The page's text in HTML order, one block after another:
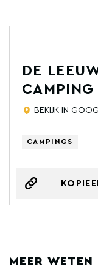
DE
CAMPING
BEKIJK IN
CAMPINGS
MEER WETEN